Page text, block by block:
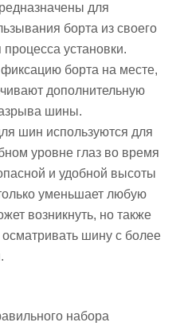
для
борта из своего
установки.
борта на месте,
дополнительную
шины.
шин используются для
уровне глаз во время
и удобной высоты
уменьшает любую
возникнуть, но также
шину с более
набора